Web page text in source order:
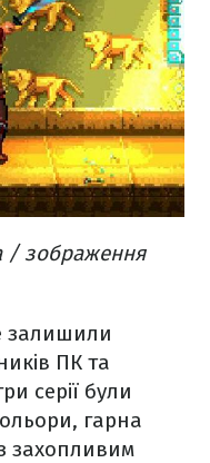
/ зображення
залишили
ПК та
серії були
гарна
з захопливим